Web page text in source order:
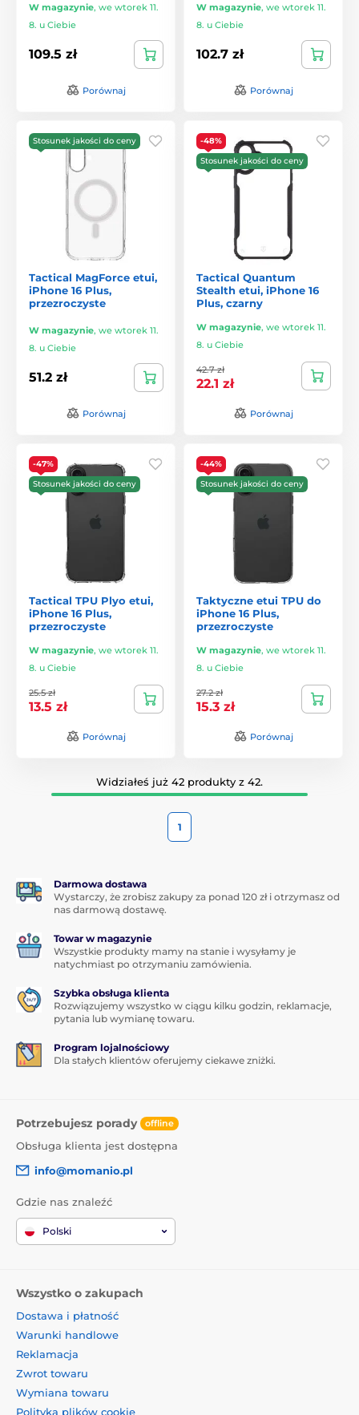
W magazynie, we wtorek 11.
8. u Ciebie
109.5 zł
Porównaj
W magazynie, we wtorek 11.
8. u Ciebie
102.7 zł
Porównaj
Stosunek jakości do ceny
Tactical MagForce etui,
iPhone 16 Plus,
przezroczyste
W magazynie, we wtorek 11.
8. u Ciebie
51.2 zł
Porównaj
-48%
Stosunek jakości do ceny
Tactical Quantum
Stealth etui, iPhone 16
Plus, czarny
W magazynie, we wtorek 11.
8. u Ciebie
42.7 zł
22.1 zł
Porównaj
-47%
Stosunek jakości do ceny
Tactical TPU Plyo etui,
iPhone 16 Plus,
przezroczyste
W magazynie, we wtorek 11.
8. u Ciebie
25.5 zł
13.5 zł
Porównaj
-44%
Stosunek jakości do ceny
Taktyczne etui TPU do
iPhone 16 Plus,
przezroczyste
W magazynie, we wtorek 11.
8. u Ciebie
27.2 zł
15.3 zł
Porównaj
Widziałeś już 42 produkty z 42.
1
Darmowa dostawa
Wystarczy, że zrobisz zakupy za ponad 120 zł i otrzymasz od
nas darmową dostawę.
Towar w magazynie
Wszystkie produkty mamy na stanie i wysyłamy je
natychmiast po otrzymaniu zamówienia.
Szybka obsługa klienta
Rozwiązujemy wszystko w ciągu kilku godzin, reklamacje,
pytania lub wymianę towaru.
Program lojalnościowy
Dla stałych klientów oferujemy ciekawe zniżki.
Potrzebujesz porady offline
Obsługa klienta jest dostępna
info@momanio.pl
Gdzie nas znaleźć
Polski
Wszystko o zakupach
Dostawa i płatność
Warunki handlowe
Reklamacja
Zwrot towaru
Wymiana towaru
Polityka plików cookie